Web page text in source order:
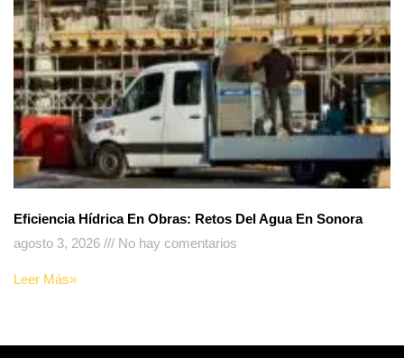
Eficiencia Hídrica En Obras: Retos Del Agua En Sonora
agosto 3, 2026
No hay comentarios
Leer Más»